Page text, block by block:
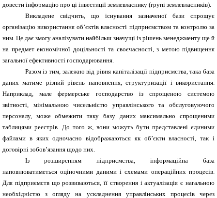
довести інформацію про ці інвестиції землевласнику (групі землевласників).
Викладене свідчить, що існування зазначеної бази спрощує
організацію використання об’єктів власності підприємством та контролю за
ним. Це дає змогу аналізувати найбільш значущі із рішень менеджменту ще й
на предмет економічної доцільності та своєчасності, з метою підвищення
загальної ефективності господарювання.
Разом із тим, залежно від рівня капіталізації підприємства, така база
даних матиме різний рівень наповнення, структуризації і використання.
Наприклад, мале фермерське господарство із спрощеною системою
звітності, мінімальною чисельністю управлінського та обслуговуючого
персоналу, може обмежити таку базу даних максимально спрощеними
таблицями реєстрів. До того ж, вони можуть бути представлені єдиними
файлами в яких одночасно відображаються як об’єкти власності, так і
договірні зобов’язання щодо них.
Із розширенням підприємства, інформаційна база
наповнюватиметься оціночними даними і схемами операційних процесів.
Для підприємств що розвиваються, її створення і актуалізація є нагальною
необхідністю з огляду на ускладнення управлінських процесів через